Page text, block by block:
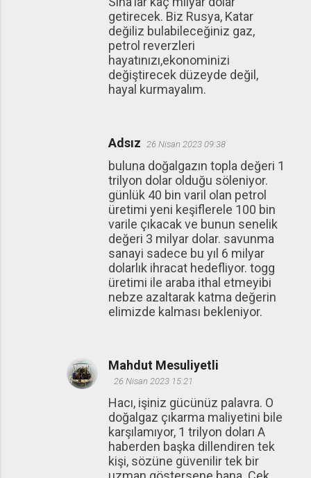
getirecek. Biz Rusya, Katar
değiliz bulabileceğiniz gaz,
petrol reverzleri
hayatınızı,ekonominizi
değiştirecek düzeyde değil,
hayal kurmayalım.
Adsız 26 Nisan 2023 09:38
buluna doğalgazın topla değeri 1
trilyon dolar olduğu söleniyor.
günlük 40 bin varil olan petrol
üretimi yeni keşiflerele 100 bin
varile çıkacak ve bunun senelik
değeri 3 milyar dolar. savunma
sanayi sadece bu yıl 6 milyar
dolarlık ihracat hedefliyor. togg
üretimi ile araba ithal etmeyibi
nebze azaltarak katma değerin
elimizde kalması bekleniyor.
Mahdut Mesuliyetli
26 Nisan 2023 15:21
Hacı, işiniz gücünüz palavra. O
doğalgaz çıkarma maliyetini bile
karşılamıyor, 1 trilyon doları A
haberden başka dillendiren tek
kişi, sözüne güvenilir tek bir